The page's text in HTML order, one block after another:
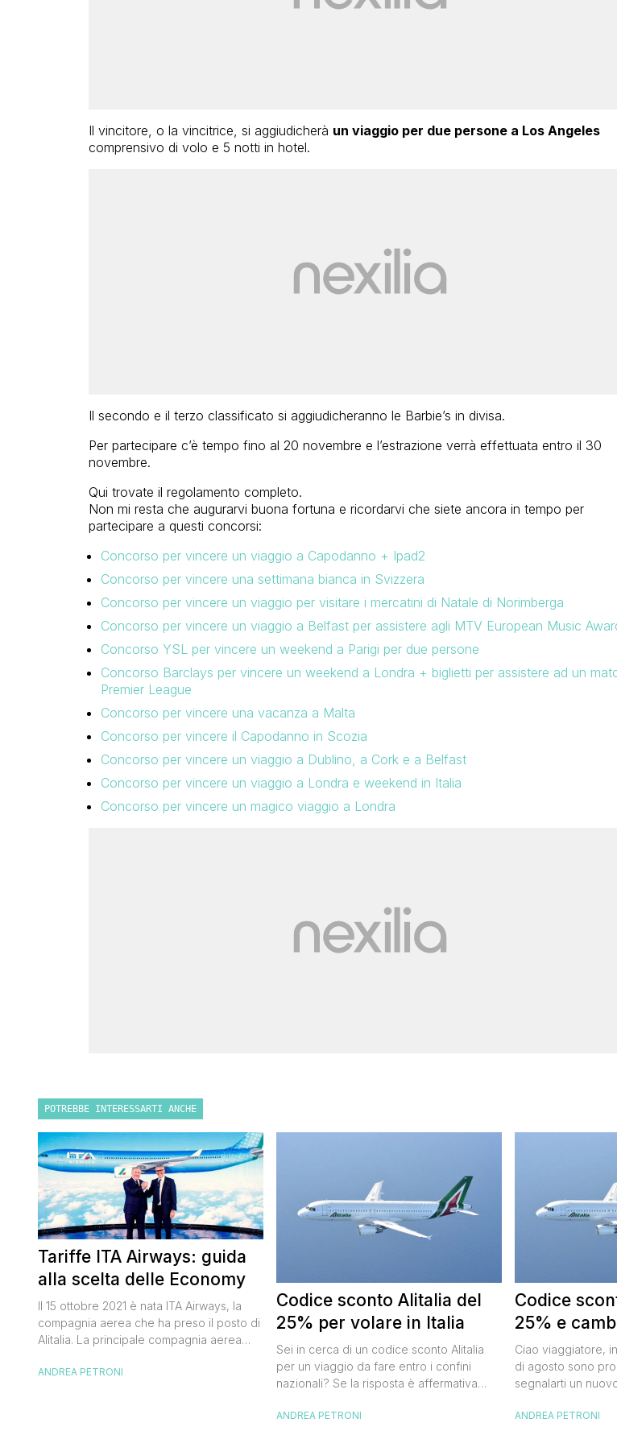
Il vincitore, o la vincitrice, si aggiudicherà un viaggio per due persone a Los Angeles
comprensivo di volo e 5 notti in hotel.
Il secondo e il terzo classificato si aggiudicheranno le Barbie’s in divisa.
Per partecipare c’è tempo fino al 20 novembre e l’estrazione verrà effettuata entro il 30
novembre.
Qui trovate il regolamento completo.
Non mi resta che augurarvi buona fortuna e ricordarvi che siete ancora in tempo per
partecipare a questi concorsi:
Concorso per vincere un viaggio a Capodanno + Ipad2
Concorso per vincere una settimana bianca in Svizzera
Concorso per vincere un viaggio per visitare i mercatini di Natale di Norimberga
Concorso per vincere un viaggio a Belfast per assistere agli MTV European Music
Concorso YSL per vincere un weekend a Parigi per due persone
Concorso Barclays per vincere un weekend a Londra + biglietti per assistere ad un
Premier League
Concorso per vincere una vacanza a Malta
Concorso per vincere il Capodanno in Scozia
Concorso per vincere un viaggio a Dublino, a Cork e a Belfast
Concorso per vincere un viaggio a Londra e weekend in Italia
Concorso per vincere un magico viaggio a Londra
POTREBBE INTERESSARTI ANCHE
Tariffe ITA Airways: guida
alla scelta delle Economy
Il 15 ottobre 2021 è nata ITA Airways, la
compagnia aerea che ha preso il posto di
Alitalia. La principale compagnia aerea
tariffe Alitalia e strizza l’occhio anche ai
ANDREA PETRONI
Codice sconto Alitalia del
25% per volare in Italia
Sei in cerca di un codice sconto Alitalia
per un viaggio da fare entro i confini
nazionali? Se la risposta è affermativa
Alitalia per l’Italia. Si tratta di un codice
ANDREA PETRONI
Codice
25% e
Ciao viaggiatore,
di agosto sono
segnalarti un
sui biglietti per
ANDREA PETRONI